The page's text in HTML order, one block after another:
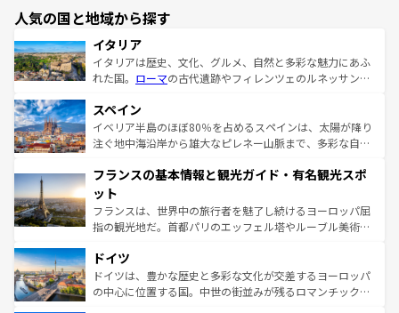
人気の国と地域から探す
イタリア
イタリアは歴史、文化、グルメ、自然と多彩な魅力にあふ
れた国。 ローマの古代遺跡やフィレンツェのルネッサンス
ろん、トスカーナの美しい田園風景やアマルフィ海岸の絶
景など、自然景観も見逃せない。観光の合間には、本場の
ピザやパスタなど、絶品のイタリア料理を堪能することも
ませてくれるイタリアで、忘れられない旅をしてみよう！
なお、新着のイタリア情報は
しい。
スペイン
イベリア半島のほぼ80％を占めるスペインは、太陽が降り
注ぐ地中海沿岸から雄大なピレネー山脈まで、多彩な自然
文化が根付くこの国では、情熱的なフラメンコ、熱気あふ
れる闘牛、そして美味しいタパスが生活の一部となってい
る。首都マドリードの洗練された雰囲気や、バルセロナの
アートに溢れた街角から、地方では古代ローマ遺跡や中世
せる。地方によって風土や気候が異なるスペインはその個
性で訪れる人を魅了する。 なお、新着のスペイン情報は コ
ンテンツ一覧を参照してほしい。
フランスの基本情報と観光ガイド・有名観光スポ
ット
フランスは、世界中の旅行者を魅了し続けるヨーロッパ屈
指の観光地だ。首都パリのエッフェル塔やルーブル美術館
で、幅広い魅力が詰まっている。華麗な宮殿、歴史的な大
聖堂、美しいビーチ、そして豊かな自然が、訪れる者を心
から魅了する。また、フランスは美食の国としても知ら
ドイツ
ドイツは、豊かな歴史と多彩な文化が交差するヨーロッパ
の中心に位置する国。中世の街並みが残るロマンチック街